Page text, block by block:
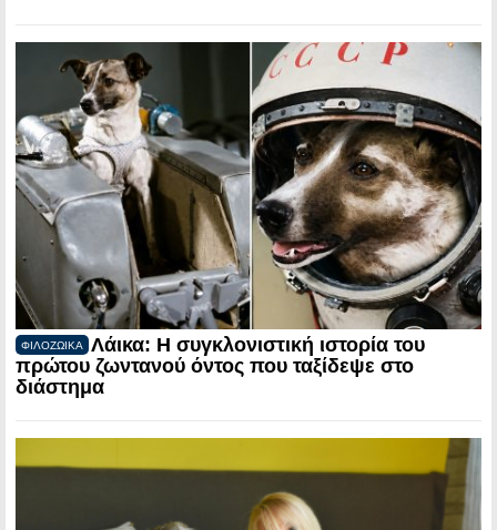
ΦΙΛΟΖΩΙΚΑ
Λάικα: Η συγκλονιστική ιστορία του
πρώτου ζωντανού όντος που ταξίδεψε στο
διάστημα